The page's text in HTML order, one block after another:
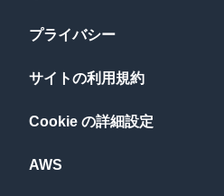
プライバシー
サイトの利用規約
Cookie の詳細設定
AWS